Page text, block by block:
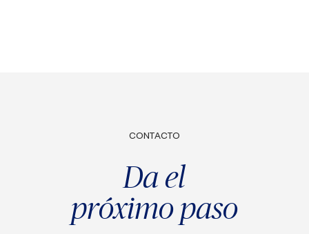
CONTACTO
Da el
próximo paso